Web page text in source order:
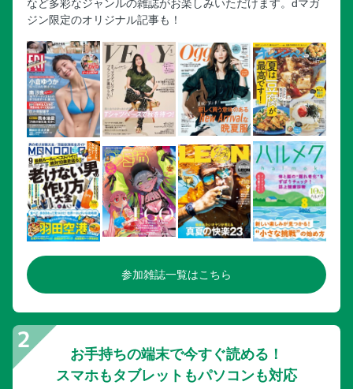
など多彩なジャンルの雑誌がお楽しみいただけます。dマガ
ジン限定のオリジナル記事も！
参加雑誌一覧はこちら
お手持ちの端末で今すぐ読める！
スマホもタブレットもパソコンも対応